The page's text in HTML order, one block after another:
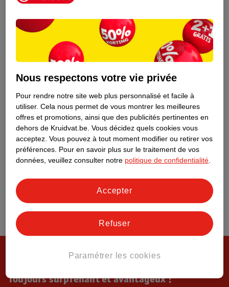
Toujours surprenant et avantageux !
Nous respectons votre vie privée
Pour rendre notre site web plus personnalisé et facile à
utiliser. Cela nous permet de vous montrer les meilleures
offres et promotions, ainsi que des publicités pertinentes en
dehors de Kruidvat.be. Vous décidez quels cookies vous
acceptez. Vous pouvez à tout moment modifier ou retirer vos
préférences. Pour en savoir plus sur le traitement de vos
données, veuillez consulter notre politique de confidentialité
Paramétrer les cookies
Refuser
Accepter